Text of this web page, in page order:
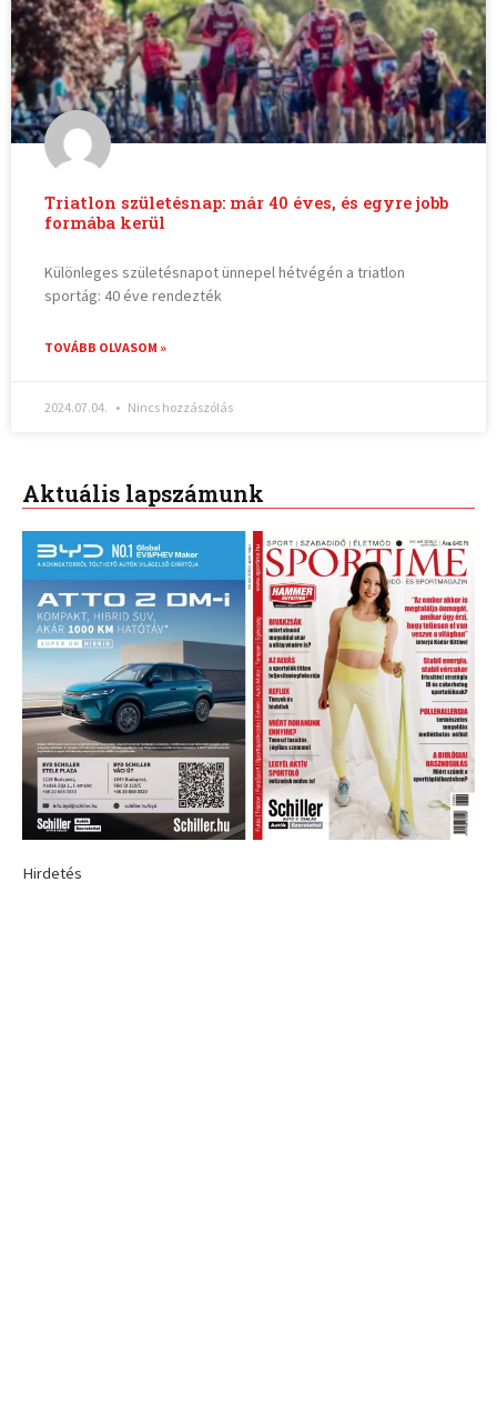
Triatlon születésnap: már 40 éves, és egyre jobb
formába kerül
Különleges születésnapot ünnepel hétvégén a triatlon
sportág: 40 éve rendezték
TOVÁBB OLVASOM »
2024.07.04. Nincs hozzászólás
Aktuális lapszámunk
Hirdetés